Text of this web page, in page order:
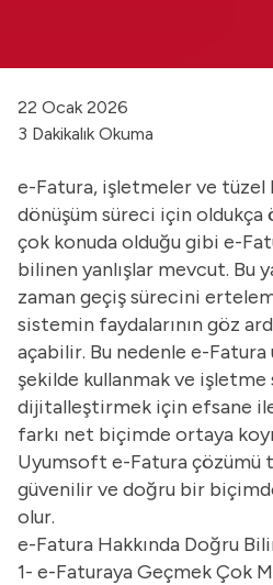
22 Ocak 2026
3 Dakikalık Okuma
e-Fatura, işletmeler ve
dönüşüm süreci için oldukça
çok konuda olduğu gibi e-
bilinen yanlışlar mevcut. Bu
zaman geçiş sürecini
sistemin faydalarının göz
açabilir. Bu nedenle e-Fatura
şekilde kullanmak ve
dijitalleştirmek için efsane
farkı net biçimde ortaya
Uyumsoft e-Fatura çözümü
güvenilir ve doğru bir
olur.
e-Fatura Hakkında Doğru
1- e-Faturaya Geçmek Çok